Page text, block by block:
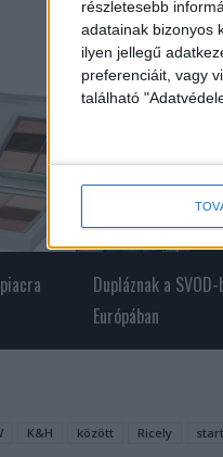
részletesebb
adatainak bizonyos
ilyen jellegű
preferenciáit, vagy
található
Dupláznak a
Európában
K&H között Ricely